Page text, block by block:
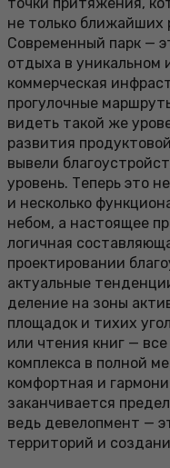
не только ближайших
Современный парк —
отдыха в уникальном
коммерческая
прогулочные
видеть такой же
развития
вывели
уровень. Теперь это
и несколько
небом, а настоящее
логичная
проектировании
актуальные
деление на зоны
площадок и тихих
или чтения книг —
комплекса в полной
комфортная и
заканчивается
ведь девелопмент —
территорий и